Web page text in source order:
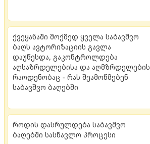
ქვეყანაში მოქმედ ყველა საბავშვო
ბაღს ავტორიზაციის გავლა
დაუწესდა, გაკონტროლდება
აღსაზრდელებისა და აღმზრდელების
რაოდენობაც - რას შეამოწმებენ
საბავშვო ბაღებში
როდის დასრულდება საბავშვო
ბაღებში სასწავლო პროცესი